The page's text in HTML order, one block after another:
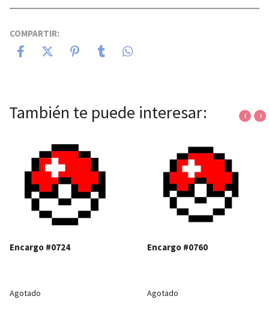
COMPARTIR:
También te puede interesar:
Encargo #0724
Agotado
Encargo #0760
Agotado
‹ ›